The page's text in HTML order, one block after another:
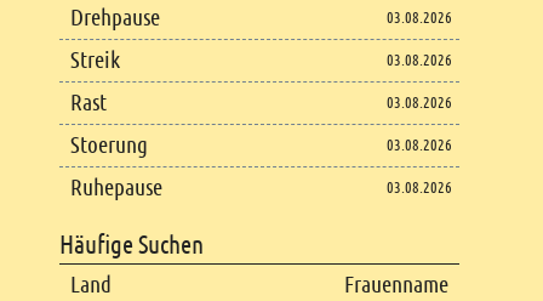
Drehpause 03.08.2026
Streik 03.08.2026
Rast 03.08.2026
Stoerung 03.08.2026
Ruhepause 03.08.2026
Häufige Suchen
Land
Frauenname